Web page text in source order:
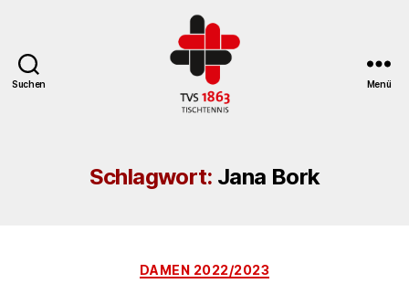
Suchen
Tischtennisabteilung
Menü
Schlagwort: Jana Bork
Kategorien
DAMEN 2022/2023